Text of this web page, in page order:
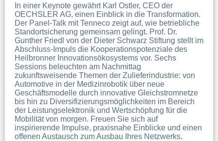
In einer Keynote gewährt Karl Ostler, CEO der
OECHSLER AG, einen Einblick in die Transformation.
Der Panel-Talk mit Tenneco zeigt auf, wie betriebliche
Standortsicherung gemeinsam gelingt. Prof. Dr.
Gunther Friedl von der Dieter Schwarz Stiftung stellt im
Abschluss-Impuls die Kooperationspotenziale des
Heilbronner Innovationsökosystems vor. Sechs
Sessions beleuchten am Nachmittag
zukunftsweisende Themen der Zulieferindustrie: von
Automotive in der Medizinrobotik über neue
Geschäftsmodelle durch innovative Gleichstromnetze
bis hin zu Diversifizierungsmöglichkeiten im Bereich
der Leistungselektronik und Wertschöpfung für die
Mobilität von morgen. Freuen Sie sich auf
inspirierende Impulse, praxisnahe Einblicke und einen
offenen Austausch zum Ausbau Ihres Netzwerks.